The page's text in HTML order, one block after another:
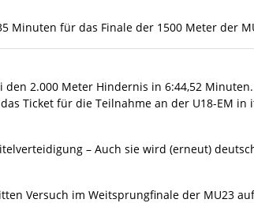
Minuten für das Finale der 1500 Meter der
den 2.000 Meter Hindernis in 6:44,52
Ticket für die Teilnahme an der U18-EM in
– Auch sie wird (erneut)
Versuch im Weitsprungfinale der MU23